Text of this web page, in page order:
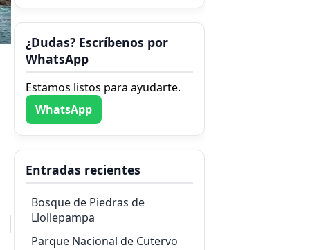
¿Dudas? Escríbenos por
WhatsApp
Estamos listos para ayudarte.
WhatsApp
Entradas recientes
Bosque de Piedras de
Llollepampa
Parque Nacional de Cutervo